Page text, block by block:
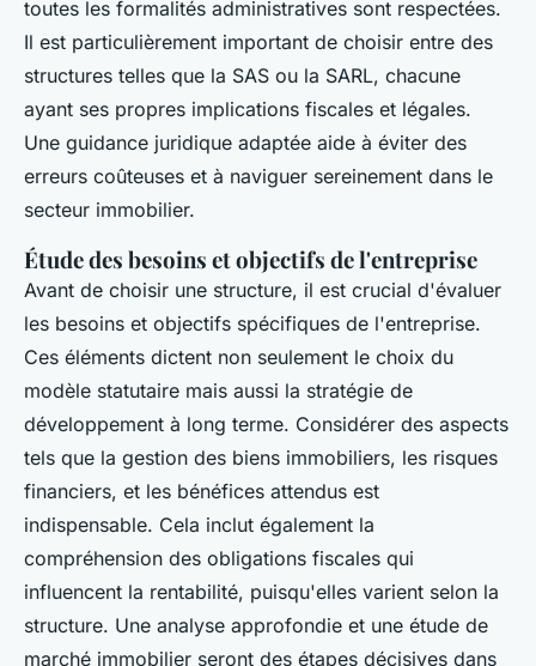
toutes les formalités administratives sont respectées.
Il est particulièrement important de choisir entre des
structures telles que la SAS ou la SARL, chacune
ayant ses propres implications fiscales et légales.
Une guidance juridique adaptée aide à éviter des
erreurs coûteuses et à naviguer sereinement dans le
secteur immobilier.
Étude des besoins et objectifs de l'entreprise
Avant de choisir une structure, il est crucial d'évaluer
les besoins et objectifs spécifiques de l'entreprise.
Ces éléments dictent non seulement le choix du
modèle statutaire mais aussi la stratégie de
développement à long terme. Considérer des aspects
tels que la gestion des biens immobiliers, les risques
financiers, et les bénéfices attendus est
indispensable. Cela inclut également la
compréhension des obligations fiscales qui
influencent la rentabilité, puisqu'elles varient selon la
structure. Une analyse approfondie et une étude de
marché immobilier seront des étapes décisives dans